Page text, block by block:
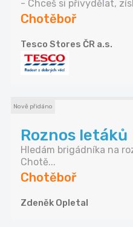
- Chceš si přivydělat,
Chotěboř
Tesco Stores ČR a.s.
Nově přidáno
Roznos letáků
Hledám brigádníka na
Chotě...
Chotěboř
Zdeněk Opletal